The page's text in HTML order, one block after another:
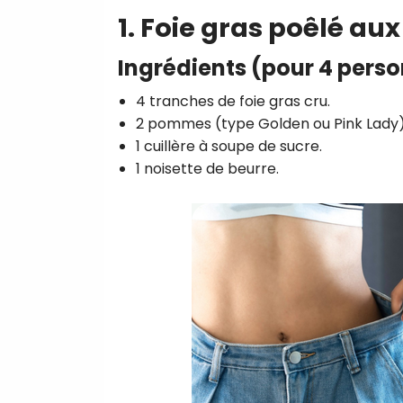
1. Foie gras poêlé
Ingrédients (pour 4
4 tranches de foie gras cru.
2 pommes (type Golden ou Pink
1 cuillère à soupe de sucre.
1 noisette de beurre.